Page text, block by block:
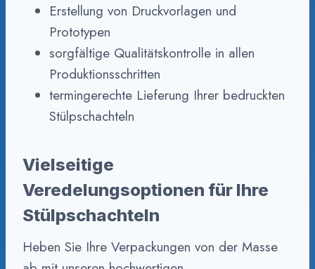
Erstellung von Druckvorlagen und
Prototypen
sorgfältige Qualitätskontrolle in allen
Produktionsschritten
termingerechte Lieferung Ihrer bedruckten
Stülpschachteln
Vielseitige
Veredelungsoptionen für Ihre
Stülpschachteln
Heben Sie Ihre Verpackungen von der Masse